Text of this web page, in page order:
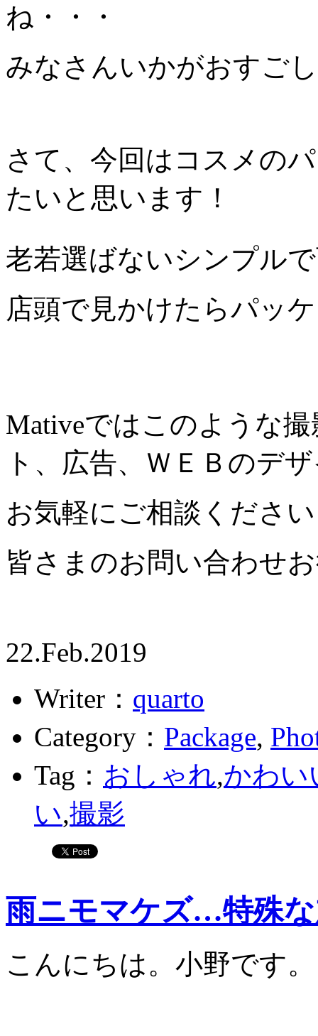
ね・・・
みなさんいかがおすご
さて、今回はコスメの
たいと思います！
老若選ばないシンプル
店頭で見かけたらパッ
Mativeではこのような
ト、広告、ＷＥＢのデ
お気軽にご相談くださ
皆さまのお問い合わせ
22.Feb.2019
Writer： quarto
Category： Package,
Tag： おしゃれ,かわい
い,撮影
雨ニモマケズ…特殊
こんにちは。小野です。